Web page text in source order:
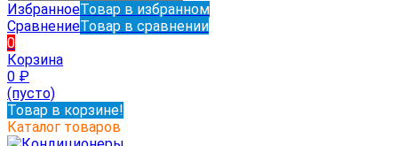
ИзбранноеТовар в избранном
СравнениеТовар в сравнении
0
Корзина
0 ₽
(пусто)
Товар в корзине!
Каталог товаров